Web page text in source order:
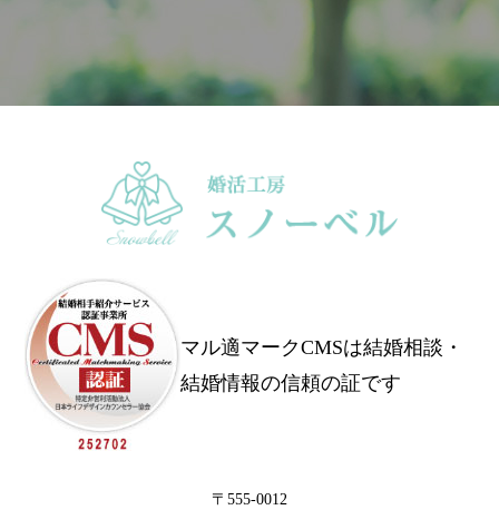
マル適マークCMSは結婚相談・
結婚情報の信頼の証です
〒555-0012